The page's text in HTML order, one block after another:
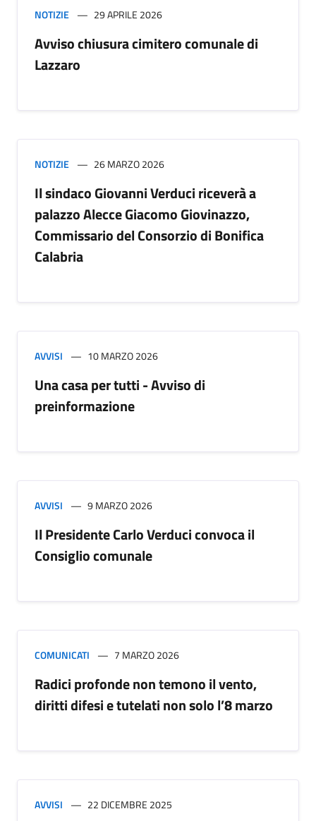
NOTIZIE 29 APRILE 2026
Avviso chiusura cimitero comunale di
Lazzaro
NOTIZIE 26 MARZO 2026
Il sindaco Giovanni Verduci riceverà a
palazzo Alecce Giacomo Giovinazzo,
Commissario del Consorzio di Bonifica
Calabria
AVVISI 10 MARZO 2026
Una casa per tutti - Avviso di
preinformazione
AVVISI 9 MARZO 2026
Il Presidente Carlo Verduci convoca il
Consiglio comunale
COMUNICATI 7 MARZO 2026
Radici profonde non temono il vento,
diritti difesi e tutelati non solo l’8 marzo
AVVISI 22 DICEMBRE 2025